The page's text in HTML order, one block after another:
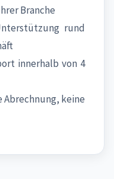
Branche
rund
innerhalb von 4
Abrechnung, keine